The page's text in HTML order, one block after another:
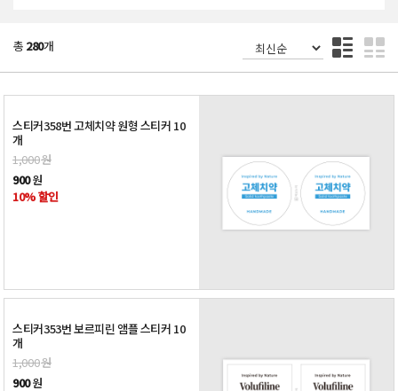
총 280개
스티커358번 고체치약 원형 스티커 10
개
1,000원
900원
10% 할인
스티커353번 보르피린 앰플 스티커 10
개
1,000원
900원